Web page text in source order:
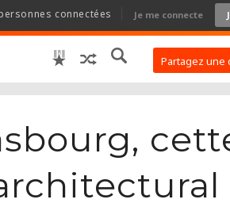
Je me connecte
connectées
Partagez une